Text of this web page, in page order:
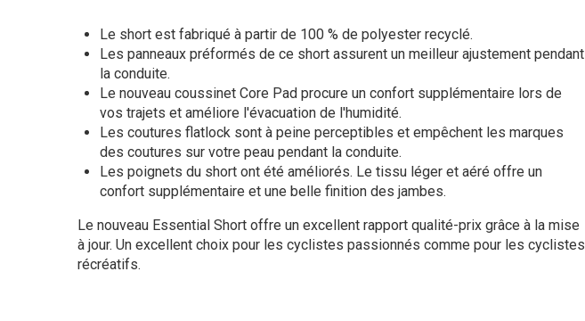
Le short est fabriqué à partir de 100 % de polyester recyclé.
Les panneaux préformés de ce short assurent un meilleur ajustement pendant
la conduite.
Le nouveau coussinet Core Pad procure un confort supplémentaire lors de
vos trajets et améliore l'évacuation de l'humidité.
Les coutures flatlock sont à peine perceptibles et empêchent les marques
des coutures sur votre peau pendant la conduite.
Les poignets du short ont été améliorés. Le tissu léger et aéré offre un
confort supplémentaire et une belle finition des jambes.
Le nouveau Essential Short offre un excellent rapport qualité-prix grâce à la mise
à jour. Un excellent choix pour les cyclistes passionnés comme pour les cyclistes
récréatifs.